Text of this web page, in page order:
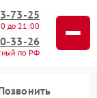
73-25
до 21:00
33-26
по РФ